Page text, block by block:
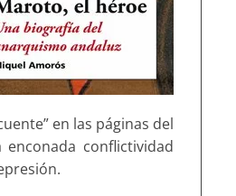
en las páginas del
conflictividad